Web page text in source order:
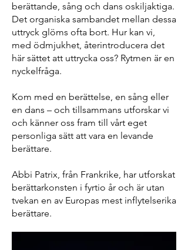
berättande, sång och dans oskiljaktiga.
Det organiska sambandet mellan dessa
uttryck glöms ofta bort. Hur kan vi,
med ödmjukhet, återintroducera det
här sättet att uttrycka oss? Rytmen är en
nyckelfråga.
Kom med en berättelse, en sång eller
en dans – och tillsammans utforskar vi
och känner oss fram till vårt eget
personliga sätt att vara en levande
berättare.
Abbi Patrix, från Frankrike, har utforskat
berättarkonsten i fyrtio år och är utan
tvekan en av Europas mest inflytelserika
berättare.